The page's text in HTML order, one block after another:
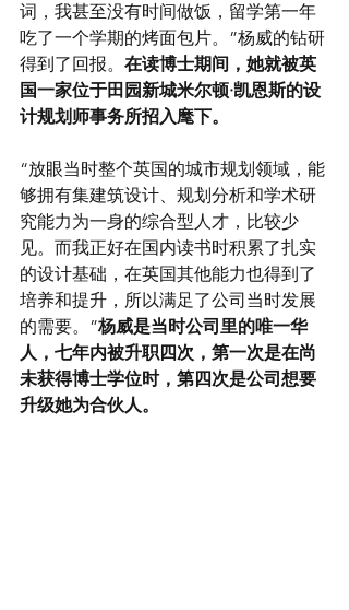
词，我甚至没有时间做饭，留学第一年
吃了一个学期的烤面包片。”杨威的钻研
得到了回报。 在读博士期间，她就被英
国一家位于田园新城米尔顿·凯恩斯的设
计规划师事务所招入麾下。
“放眼当时整个英国的城市规划领域，能
够拥有集建筑设计、规划分析和学术研
究能力为一身的综合型人才，比较少
见。而我正好在国内读书时积累了扎实
的设计基础，在英国其他能力也得到了
培养和提升，所以满足了公司当时发展
的需要。”杨威是当时公司里的唯一华
人，七年内被升职四次，第一次是在尚
未获得博士学位时，第四次是公司想要
升级她为合伙人。